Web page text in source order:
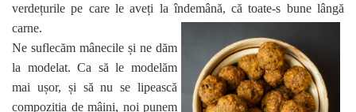
verdețurile pe care le aveți la îndemână, că toate-s bune lângă
carne.
Ne suflecăm mânecile și ne dăm
la modelat. Ca să le modelăm
mai ușor, și să nu se lipească
compoziția de mâini, noi punem